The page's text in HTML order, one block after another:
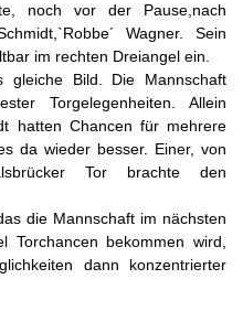
noch vor der Pause,nach
Wagner. Sein
im rechten Dreiangel ein.
Bild. Die Mannschaft
Torgelegenheiten. Allein
hatten Chancen für mehrere
da wieder besser. Einer, von
Tor brachte den
die Mannschaft im nächsten
Torchancen bekommen wird,
dann konzentrierter